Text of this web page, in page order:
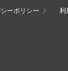
ーポリシー 利